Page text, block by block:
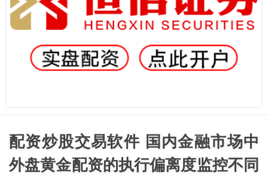
配资炒股交易软件 国内金融市场中
外盘黄金配资的执行偏离度监控不同